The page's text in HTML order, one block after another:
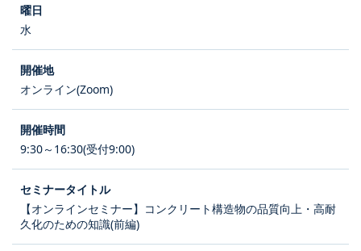
水
オンライン(Zoom)
9:30～16:30(受付9:00)
【オンラインセミナー】コンクリート構造物の品質向上・高耐
久化のための知識(前編)